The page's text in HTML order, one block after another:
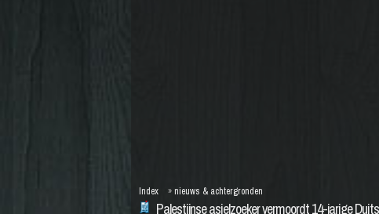
Palestijnse asielzoeker vermoordt 14-jarige
Index » nieuws & achtergronden